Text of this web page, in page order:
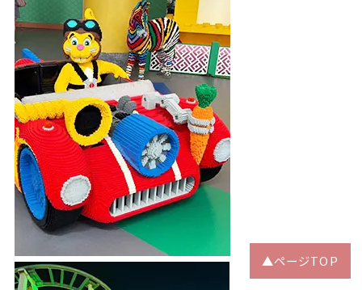
▲ページTOP